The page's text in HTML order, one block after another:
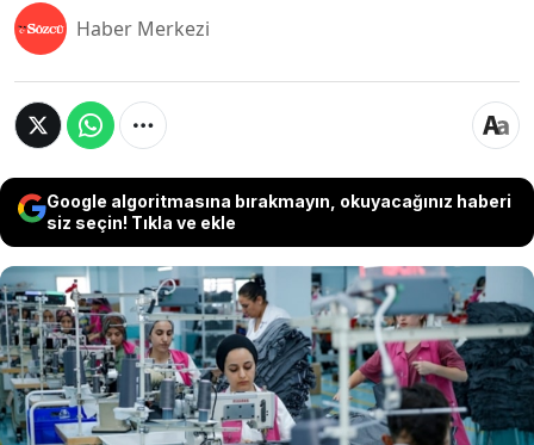
Haber Merkezi
Google algoritmasına bırakmayın, okuyacağınız haberi
siz seçin! Tıkla ve ekle
Son iki yıldır ihracat ve istihdamda
büyük kan kaybeden tekstil ve hazır
giyim sektöründe 145 bin kişi işinden